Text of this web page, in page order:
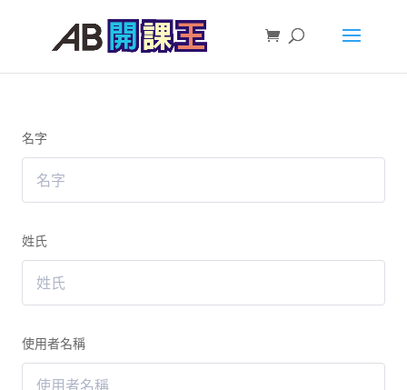
名字
姓氏
使用者名稱